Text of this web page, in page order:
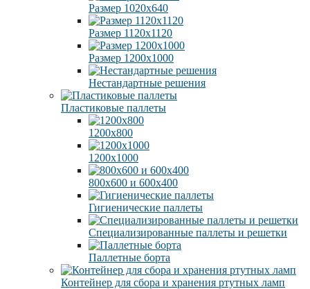
Размер 1020х640
Размер 1120х1120
Размер 1200х1000
Нестандартные решения
Пластиковые паллеты
1200х800
1200х1000
800х600 и 600х400
Гигиенические паллеты
Специализированные паллеты и решетки
Паллетные борта
Контейнер для сбора и хранения ртутных ламп